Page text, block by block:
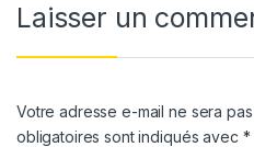
Laisser un
Votre adresse e-mail ne sera
obligatoires sont indiqués avec *